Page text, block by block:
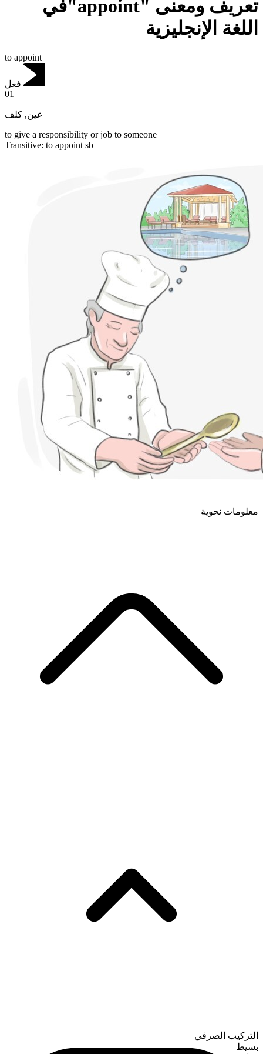
تعريف ومعنى "appoint"في
اللغة الإنجليزية
to appoint
فعل
01
عين, كلف
to give a responsibility or job to someone
Transitive: to appoint sb
معلومات نحوية
التركيب الصرفي
بسيط